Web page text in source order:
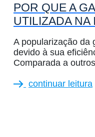
POR QUE A
UTILIZADA NA
A popularização da
devido à sua
Comparada a
continuar leitura